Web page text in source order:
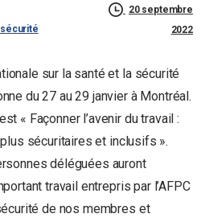
20 septembre
2022
sur la santé et la sécurité
du 27 au 29 janvier à Montréal.
« Façonner l’avenir du travail :
sécuritaires et inclusifs ».
déléguées auront
travail entrepris par l’AFPC
de nos membres et